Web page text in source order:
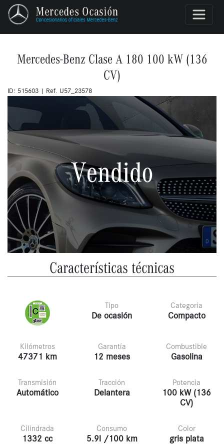
Mercedes-Benz Clase A 180 100 kW (136
CV)
ID: 515603 | Ref. U57_23578
Características técnicas
Tipo
De ocasión
Categoría
Compacto
Kilómetros
47371 km
Garantía
12 meses
Combustible
Gasolina
Transmisión
Automático
Tracción
Delantera
Potencia
100 kW (136
CV)
Cilindrada
1332 cc
Consumo
5.9l /100 km
Color
gris plata